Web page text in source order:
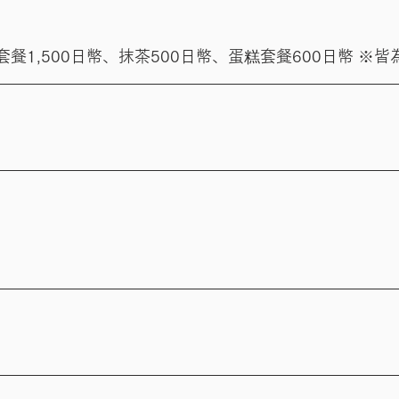
餐1,500日幣、抹茶500日幣、蛋糕套餐600日幣 ※皆